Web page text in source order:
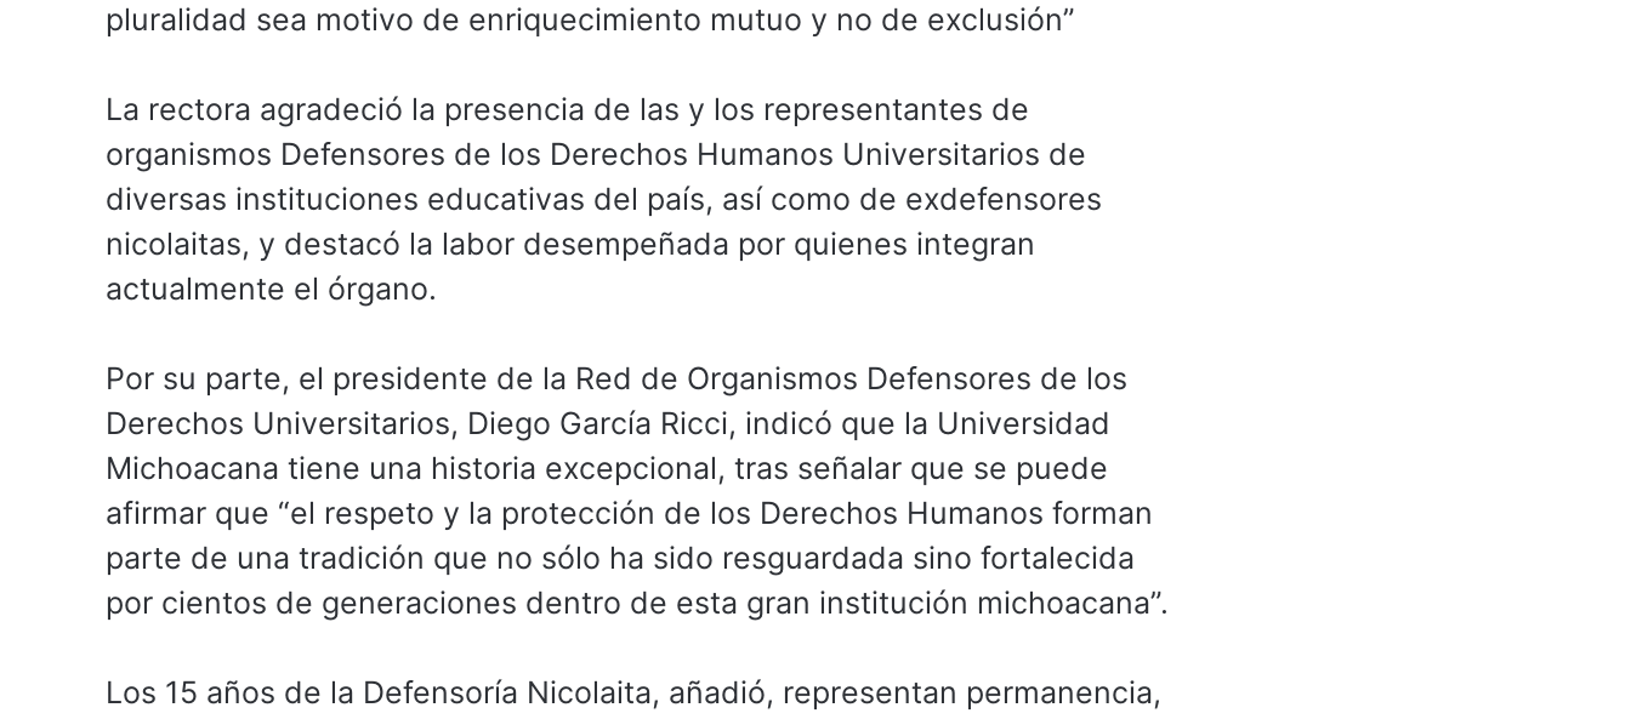
pluralidad sea motivo de enriquecimiento mutuo y no de exclusión”
La rectora agradeció la presencia de las y los representantes de
organismos Defensores de los Derechos Humanos Universitarios de
diversas instituciones educativas del país, así como de exdefensores
nicolaitas, y destacó la labor desempeñada por quienes integran
actualmente el órgano.
Por su parte, el presidente de la Red de Organismos Defensores de los
Derechos Universitarios, Diego García Ricci, indicó que la Universidad
Michoacana tiene una historia excepcional, tras señalar que se puede
afirmar que “el respeto y la protección de los Derechos Humanos forman
parte de una tradición que no sólo ha sido resguardada sino fortalecida
por cientos de generaciones dentro de esta gran institución michoacana”.
Los 15 años de la Defensoría Nicolaita, añadió, representan permanencia,